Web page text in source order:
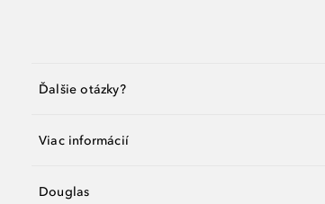
Ďalšie otázky?
Viac informácií
Douglas